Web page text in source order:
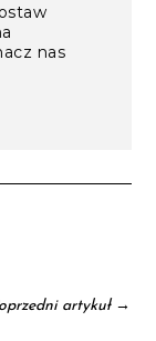
nas
artykuł→